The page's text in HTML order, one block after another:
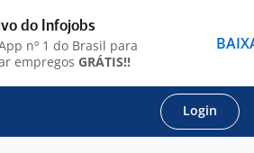
Login
do Infojobs
nº 1 do Brasil para
empregos GRÁTIS!!